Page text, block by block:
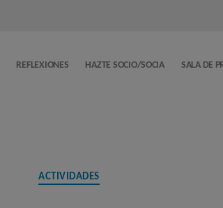
REFLEXIONES HAZTE SOCIO/SOCIA SALA DE
Categorías
ACTIVIDADES